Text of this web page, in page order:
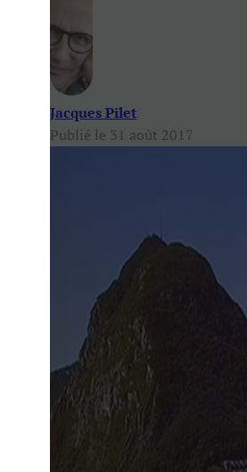
Jacques Pilet
Publié le 31 août 2017